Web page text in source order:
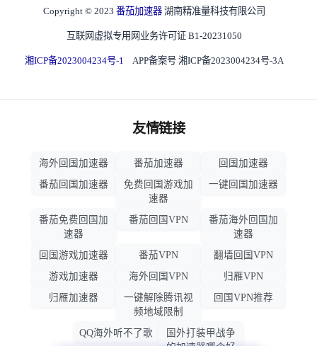
Copyright © 2023 番茄加速器 湖南精准量科技有限公司
互联网虚拟专用网业务许可证 B1-20231050
湘ICP备2023004234号-1 APP备案号 湘ICP备2023004234号-3A
友情链接
海外回国加速器 番茄加速器
回国加速器
番茄回国加速器
免费回国游戏加
速器
一键回国加速器
番茄免费回国加
速器
番茄回国VPN
番茄海外回国加
速器
回国游戏加速器
番茄VPN
翻墙回国VPN
游戏加速器
海外回国VPN
归雁VPN
归雁加速器
一键解除腾讯视
频地域限制
回国VPN推荐
QQ海外听不了歌
国外打装甲战争